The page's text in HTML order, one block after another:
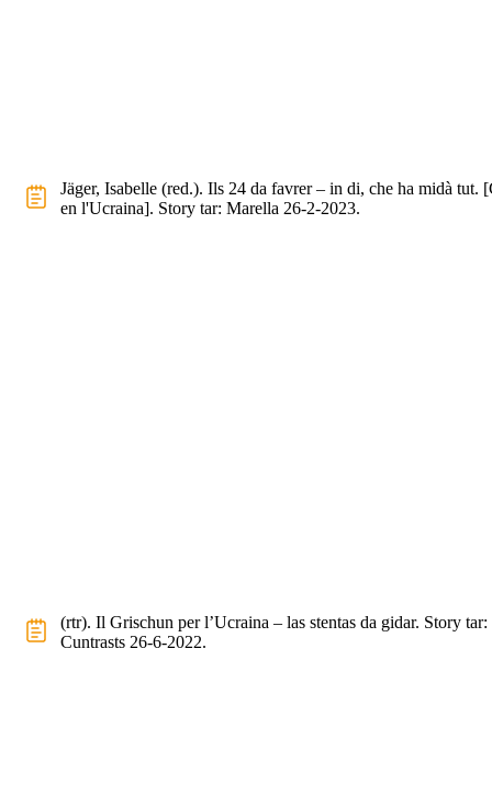
Jäger, Isabelle (red.). Ils 24 da favrer – in di, che ha midà tut.
en l'Ucraina]. Story tar: Marella 26-2-2023.
(rtr). Il Grischun per l’Ucraina – las stentas da gidar. Story tar:
Cuntrasts 26-6-2022.